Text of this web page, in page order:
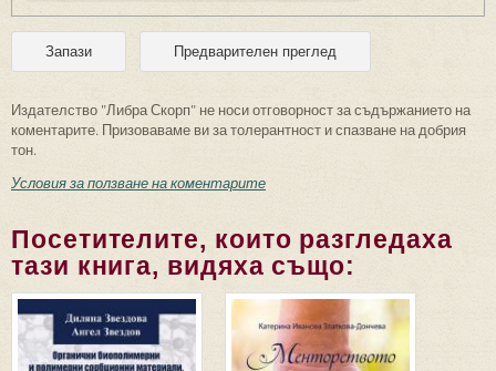
Издателство "Либра Скорп" не носи отговорност за съдържанието на
коментарите. Призоваваме ви за толерантност и спазване на добрия
тон.
Условия за ползване на коментарите
Посетителите, които разгледаха
тази книга, видяха също: